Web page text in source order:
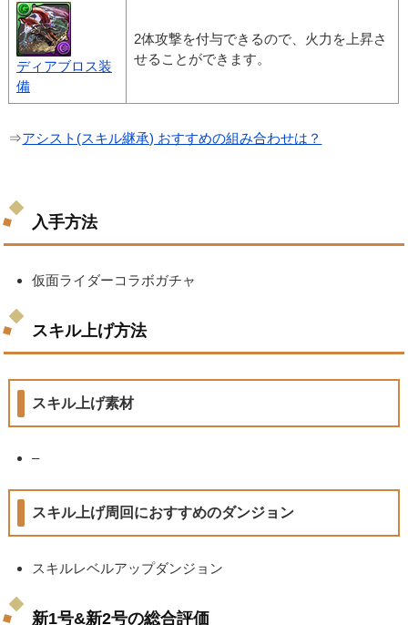
ディアブロス装
備
2体攻撃を付与できるので、火力を上昇さ
せることができます。
⇒アシスト(スキル継承) おすすめの組み合わせは？
入手方法
仮面ライダーコラボガチャ
スキル上げ方法
スキル上げ素材
–
スキル上げ周回におすすめのダンジョン
スキルレベルアップダンジョン
新1号&新2号の総合評価